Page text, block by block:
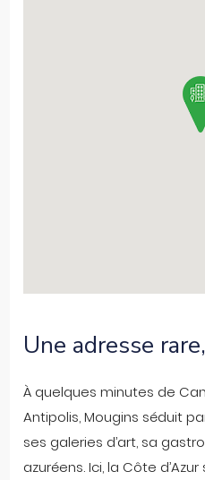
Une adresse
À quelques minutes de
Antipolis, Mougins séduit
ses galeries d’art, sa
azuréens. Ici, la Côte